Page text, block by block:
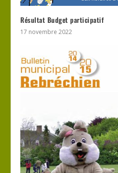
Résultat Budget participatif
17 novembre 2022